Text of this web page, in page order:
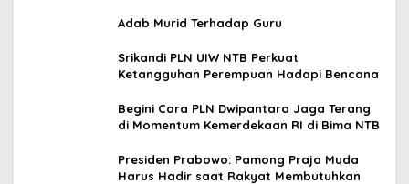
Adab Murid Terhadap Guru
Srikandi PLN UIW NTB Perkuat
Ketangguhan Perempuan Hadapi Bencana
Begini Cara PLN Dwipantara Jaga Terang
di Momentum Kemerdekaan RI di Bima NTB
Presiden Prabowo: Pamong Praja Muda
Harus Hadir saat Rakyat Membutuhkan